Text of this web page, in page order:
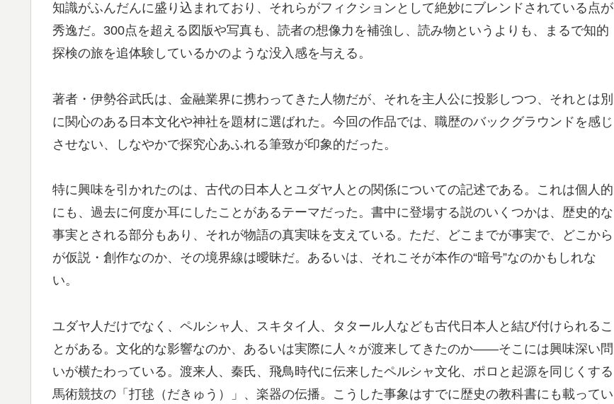
知識がふんだんに盛り込まれており、それらがフィクションとして絶妙にブレンドされている点が
秀逸だ。300点を超える図版や写真も、読者の想像力を補強し、読み物というよりも、まるで知的
探検の旅を追体験しているかのような没入感を与える。
著者・伊勢谷武氏は、金融業界に携わってきた人物だが、それを主人公に投影しつつ、それとは別
に関心のある日本文化や神社を題材に選ばれた。今回の作品では、職歴のバックグラウンドを感じ
させない、しなやかで探究心あふれる筆致が印象的だった。
特に興味を引かれたのは、古代の日本人とユダヤ人との関係についての記述である。これは個人的
にも、過去に何度か耳にしたことがあるテーマだった。書中に登場する説のいくつかは、歴史的な
事実とされる部分もあり、それが物語の真実味を支えている。ただ、どこまでが事実で、どこから
が仮説・創作なのか、その境界線は曖昧だ。あるいは、それこそが本作の“暗号”なのかもしれな
い。
ユダヤ人だけでなく、ペルシャ人、スキタイ人、タタール人なども古代日本人と結び付けられるこ
とがある。文化的な影響なのか、あるいは実際に人々が渡来してきたのか――そこには興味深い問
いが横たわっている。渡来人、秦氏、飛鳥時代に伝来したペルシャ文化、ポロと起源を同じくする
馬術競技の「打毬（だきゅう）」、楽器の伝播。こうした事象はすでに歴史の教科書にも載ってい